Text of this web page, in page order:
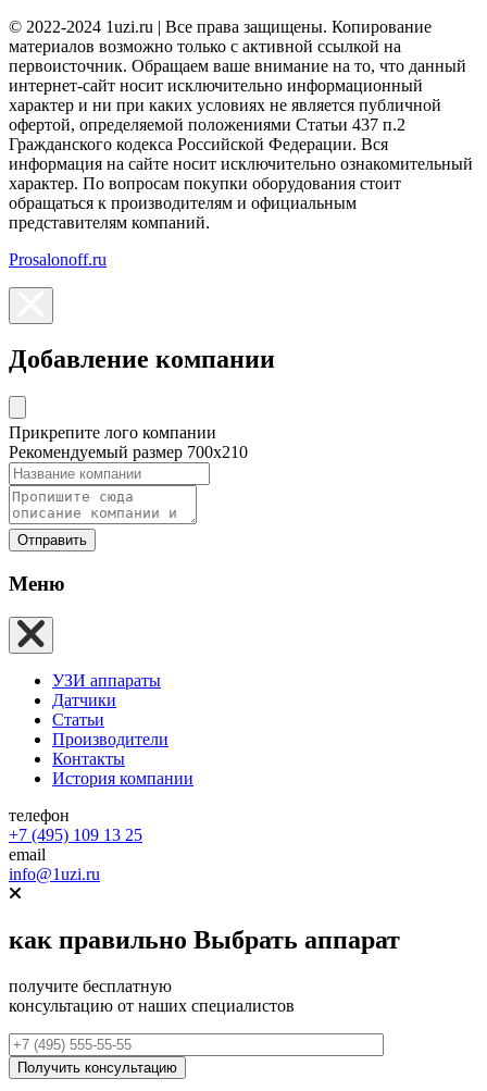
© 2022-2024 1uzi.ru | Все права защищены. Копирование
материалов возможно только с активной ссылкой на
первоисточник. Обращаем ваше внимание на то, что данный
интернет-сайт носит исключительно информационный
характер и ни при каких условиях не является публичной
офертой, определяемой положениями Статьи 437 п.2
Гражданского кодекса Российской Федерации. Вся
информация на сайте носит исключительно ознакомительный
характер. По вопросам покупки оборудования стоит
обращаться к производителям и официальным
представителям компаний.
Prosalonoff.ru
Добавление компании
Прикрепите лого компании
Рекомендуемый размер 700х210
Отправить
Меню
УЗИ аппараты
Датчики
Статьи
Производители
Контакты
История компании
телефон
+7 (495) 109 13 25
email
info@1uzi.ru
как правильно Выбрать аппарат
получите бесплатную
консультацию от наших специалистов